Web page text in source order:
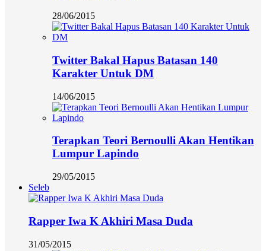
28/06/2015
Twitter Bakal Hapus Batasan 140
Karakter Untuk DM
14/06/2015
Terapkan Teori Bernoulli Akan Hentikan
Lumpur Lapindo
29/05/2015
Seleb
Rapper Iwa K Akhiri Masa Duda
31/05/2015